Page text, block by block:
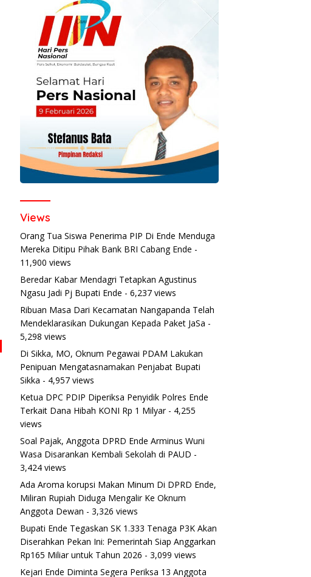
Views
Orang Tua Siswa Penerima PIP Di Ende Menduga
Mereka Ditipu Pihak Bank BRI Cabang Ende -
11,900 views
Beredar Kabar Mendagri Tetapkan Agustinus
Ngasu Jadi Pj Bupati Ende - 6,237 views
Ribuan Masa Dari Kecamatan Nangapanda Telah
Mendeklarasikan Dukungan Kepada Paket JaSa -
5,298 views
Di Sikka, MO, Oknum Pegawai PDAM Lakukan
Penipuan Mengatasnamakan Penjabat Bupati
Sikka - 4,957 views
Ketua DPC PDIP Diperiksa Penyidik Polres Ende
Terkait Dana Hibah KONI Rp 1 Milyar- 4,255
views
Soal Pajak, Anggota DPRD Ende Arminus Wuni
Wasa Disarankan Kembali Sekolah di PAUD -
3,424 views
Ada Aroma korupsi Makan Minum Di DPRD Ende,
Miliran Rupiah Diduga Mengalir Ke Oknum
Anggota Dewan - 3,326 views
Bupati Ende Tegaskan SK 1.333 Tenaga P3K Akan
Diserahkan Pekan Ini: Pemerintah Siap Anggarkan
Rp165 Miliar untuk Tahun 2026 - 3,099 views
Kejari Ende Diminta Segera Periksa 13 Anggota